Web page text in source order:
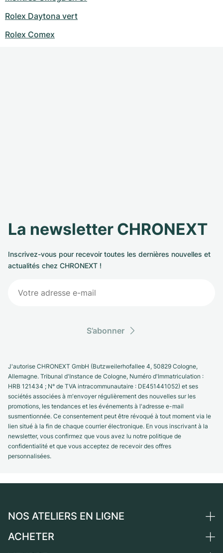
Rolex Daytona vert
Rolex Comex
La newsletter CHRONEXT
Inscrivez-vous pour recevoir toutes les dernières nouvelles et
actualités chez CHRONEXT !
S’abonner
J'autorise CHRONEXT GmbH (Butzweilerhofallee 4, 50829 Cologne,
Allemagne. Tribunal d'Instance de Cologne, Numéro d'Immatriculation :
HRB 121434 ; N° de TVA intracommunautaire : DE451441052) et ses
sociétés associées à m'envoyer régulièrement des nouvelles sur les
promotions, les tendances et les événements à l'adresse e-mail
susmentionnée. Ce consentement peut être révoqué à tout moment via le
lien situé à la fin de chaque courrier électronique. En vous inscrivant à la
newsletter, vous confirmez que vous avez lu notre politique de
confidentialité et que vous acceptez de recevoir des offres
personnalisées.
NOS ATELIERS EN LIGNE
Allemagne
ACHETER